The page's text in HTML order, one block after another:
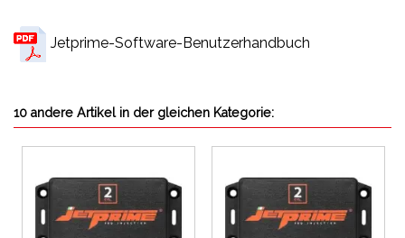
Jetprime-Software-Benutzerhandbuch
10 andere Artikel in der gleichen Kategorie: